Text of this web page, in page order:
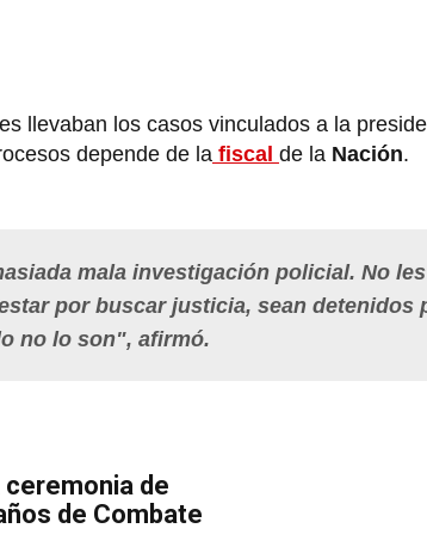
llevaban los casos vinculados a la
depende de la fiscal de la Nación.
mala investigación policial. No les
por buscar justicia, sean detenidos
no lo son", afirmó.
de
de Combate